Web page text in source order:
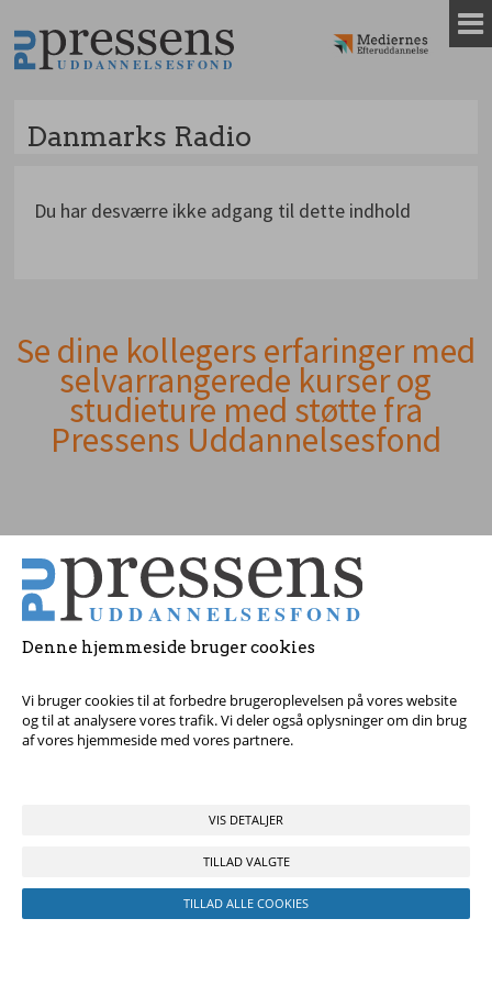
Denne hjemmeside bruger cookies
Vi bruger cookies til at forbedre brugeroplevelsen på vores website
og til at analysere vores trafik. Vi deler også oplysninger om din brug
af vores hjemmeside med vores partnere.
VIS DETALJER
TILLAD VALGTE
TILLAD ALLE COOKIES
til
indhold
Danmarks Radio
Du har desværre ikke adgang til dette indhold
Andet
indhold
Se dine kollegers erfaringer med
selvarrangerede kurser og
studieture med støtte fra
Pressens Uddannelsesfond
Tag fat i os med dine spørgsmål!
© 2017 Pressens Uddannelsesfond, Rådhuspladsen 16, 4. sal, 1550